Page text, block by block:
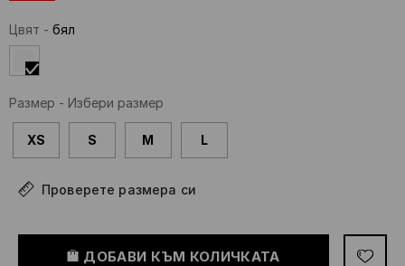
Цвят - бял
Размер - Избери размер
XS S M L
Проверете размера си
ДОБАВИ КЪМ КОЛИЧКАТА